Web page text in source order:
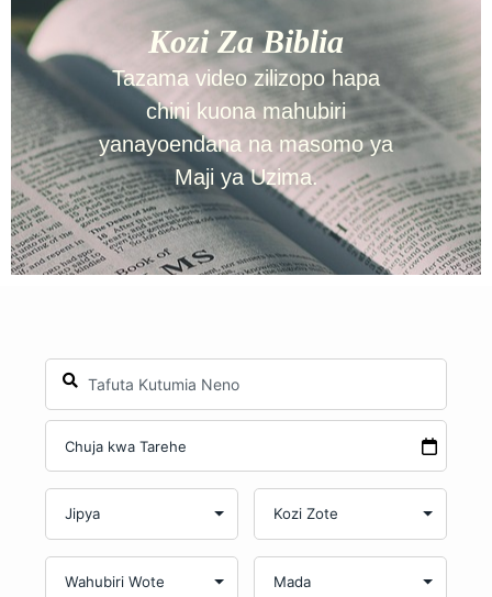
Kozi Za Biblia
Tazama video zilizopo hapa
chini kuona mahubiri
yanayoendana na masomo ya
Maji ya Uzima.